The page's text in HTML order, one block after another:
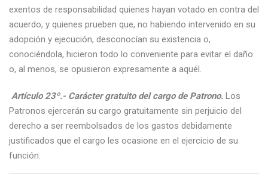
exentos de responsabilidad quienes hayan votado en contra del
acuerdo, y quienes prueben que, no habiendo intervenido en su
adopción y ejecución, desconocían su existencia o,
conociéndola, hicieron todo lo conveniente para evitar el daño
o, al menos, se opusieron expresamente a aquél.
Artículo 23º.- Carácter gratuito del cargo de Patrono. Los
Patronos ejercerán su cargo gratuitamente sin perjuicio del
derecho a ser reembolsados de los gastos debidamente
justificados que el cargo les ocasione en el ejercicio de su
función.